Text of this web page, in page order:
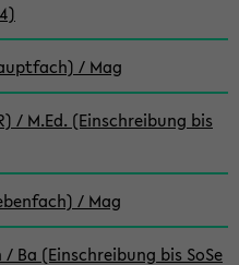
/ Mag
/ M.Ed. (Einschreibung bis
/ Mag
Ba (Einschreibung bis SoSe